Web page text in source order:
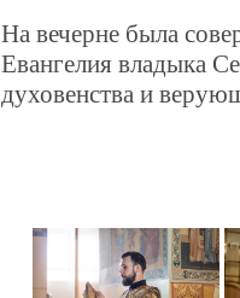
На вечерне была
Евангелия владыка
духовенства и